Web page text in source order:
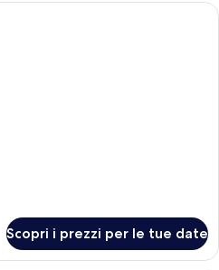
Una camera d'albergo con un
Scopri i prezzi per le tue date